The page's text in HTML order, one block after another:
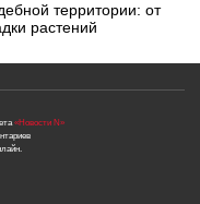
территории: от
растений
«Новости N»